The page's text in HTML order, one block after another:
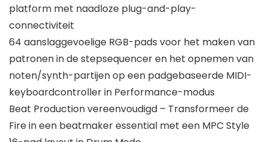
platform met naadloze plug-and-play-
connectiviteit
64 aanslaggevoelige RGB-pads voor het maken van
patronen in de stepsequencer en het opnemen van
noten/synth-partijen op een padgebaseerde MIDI-
keyboardcontroller in Performance-modus
Beat Production vereenvoudigd – Transformeer de
Fire in een beatmaker essential met een MPC Style